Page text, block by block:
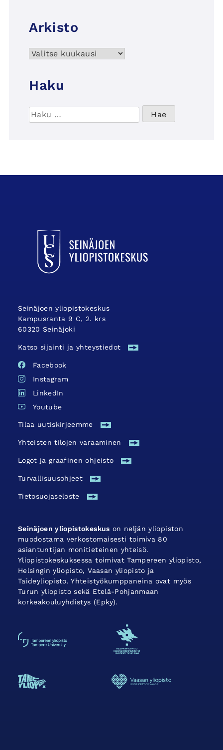
Arkisto
Arkisto
Haku
Haku:
Seinäjoen yliopistokeskus
Kampusranta 9 C, 2. krs
60320 Seinäjoki
Katso sijainti ja yhteystiedot
Facebook
Instagram
LinkedIn
Youtube
Tilaa uutiskirjeemme
Yhteisten tilojen varaaminen
Logot ja graafinen ohjeisto
Turvallisuus­ohjeet
Tietosuojaseloste
Seinäjoen yliopistokeskus on neljän yliopiston
muodostama verkostomaisesti toimiva 80
asiantuntijan monitieteinen yhteisö.
Yliopistokeskuksessa toimivat Tampereen yliopisto,
Helsingin yliopisto, Vaasan yliopisto ja
Taideyliopisto. Yhteistyökumppaneina ovat myös
Turun yliopisto sekä Etelä-Pohjanmaan
korkeakouluyhdistys (Epky).